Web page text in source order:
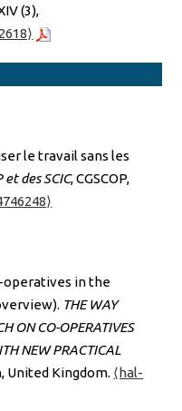
(3),
le travail sans les
et des SCIC, CGSCOP,
operatives in the
THE WAY
ON CO-OPERATIVES
NEW PRACTICAL
United Kingdom. ⟨hal-